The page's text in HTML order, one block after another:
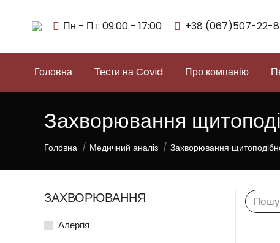
Пн - Пт: 09:00 - 17:00 +38 (067)507-22-
Головна Тести на Covid Про компанію
Захворювання
You are here:
Головна Медичний аналіз Захворювання
ЗАХВОРЮВАННЯ
Алергія